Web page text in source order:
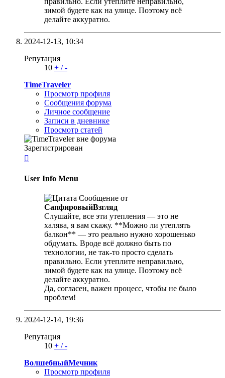
зимой будете как на улице. Поэтому всё
делайте аккуратно.
2024-12-13, 10:34
Репутация
10 + /-
TimeTraveler
Просмотр профиля
Сообщения форума
Личное сообщение
Записи в дневнике
Просмотр статей
Зарегистрирован

User Info Menu
Сообщение от
СапфировыйВзгляд
Слушайте, все эти утепления — это не
халява, я вам скажу. **Можно ли утеплять
балкон** — это реально нужно хорошенько
обдумать. Вроде всё должно быть по
технологии, не так-то просто сделать
правильно. Если утеплите неправильно,
зимой будете как на улице. Поэтому всё
делайте аккуратно.
Да, согласен, важен процесс, чтобы не было
проблем!
2024-12-14, 19:36
Репутация
10 + /-
ВолшебныйМечник
Просмотр профиля